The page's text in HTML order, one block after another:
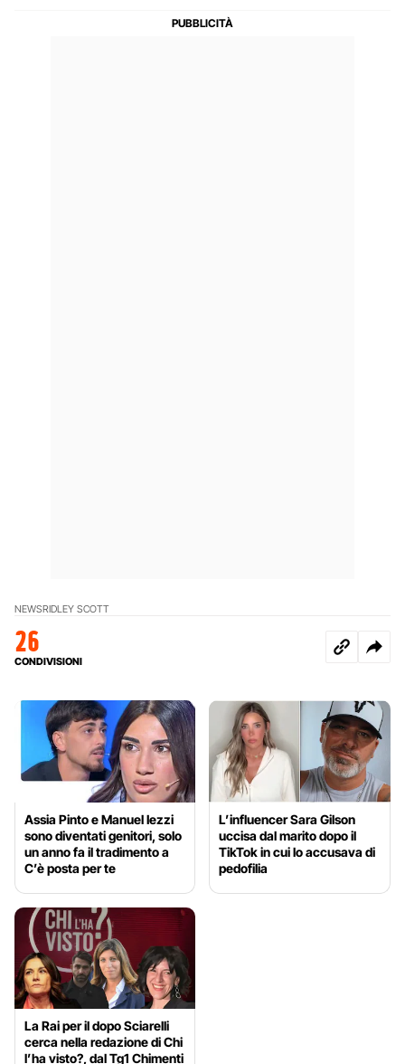
NEWSRIDLEY SCOTT
26
CONDIVISIONI
Assia Pinto e Manuel Iezzi
sono diventati genitori, solo
un anno fa il tradimento a
C’è posta per te
L’influencer Sara Gilson
uccisa dal marito dopo il
TikTok in cui lo accusava di
pedofilia
La Rai per il dopo Sciarelli
cerca nella redazione di Chi
l’ha visto?, dal Tg1 Chimenti